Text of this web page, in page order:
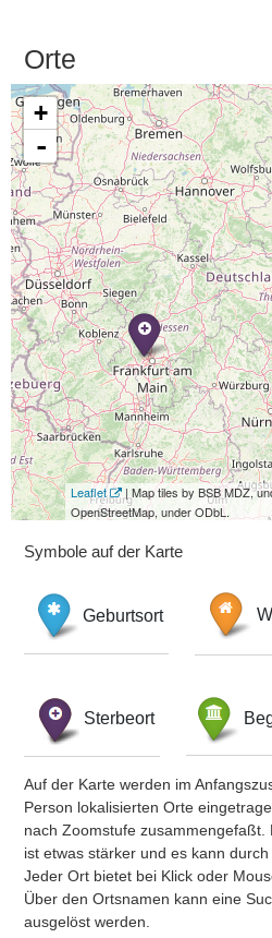
Orte
+
-
Leaflet
| Map tiles by BSB MDZ,
OpenStreetMap, under ODbL.
Symbole auf der Karte
Geburtsort
Sterbeort
Auf der Karte werden im
Person lokalisierten Orte
nach Zoomstufe zusammengefaßt.
ist etwas stärker und es kann
Jeder Ort bietet bei Klick oder
Über den Ortsnamen kann eine
ausgelöst werden.